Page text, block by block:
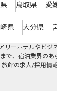
鳥取県 愛
県 大分県
リーホテルやビ
で、宿泊業界の
館の求人/採用